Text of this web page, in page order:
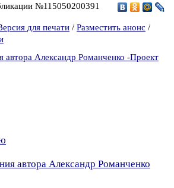
№115050200391
для печати / Разместить анонс /
автора Александр Романченко -Проект
автора Александр Романченко